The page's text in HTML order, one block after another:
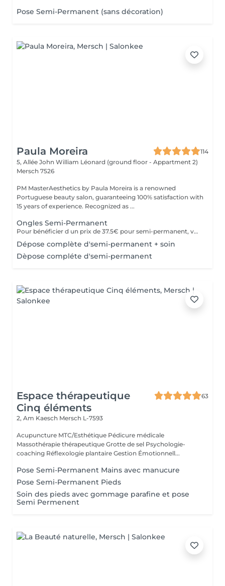
Pose Semi-Permanent (sans décoration)
Paula Moreira
114
5, Allée John William Léonard (ground floor - Appartment 2)
Mersch 7526
PM MasterAesthetics by Paula Moreira is a renowned
Portuguese beauty salon, guaranteeing 100% satisfaction with
15 years of experience. Recognized as ...
Ongles Semi-Permanent
Pour bénéficier d un prix de 37.5€ pour semi-permanent, vous devez acheter une seule fois le kit individuel avec tout le matériel non jetable nécessaire, qui sera conserve pour nous, pour le futurs rendez-vous, garantissant ainsi une meilleure hygiène.* *renouvelable chaque année.
Dépose complète d'semi-permanent + soin
Dèpose compléte d'semi-permanent
Espace thérapeutique
Cinq éléments
63
2, Am Kaesch Mersch L-7593
Acupuncture MTC/Esthétique Pédicure médicale
Massothérapie thérapeutique Grotte de sel Psychologie-
coaching Réflexologie plantaire Gestion Émotionnell...
Pose Semi-Permanent Mains avec manucure
Pose Semi-Permanent Pieds
Soin des pieds avec gommage parafine et pose
Semi Permenent